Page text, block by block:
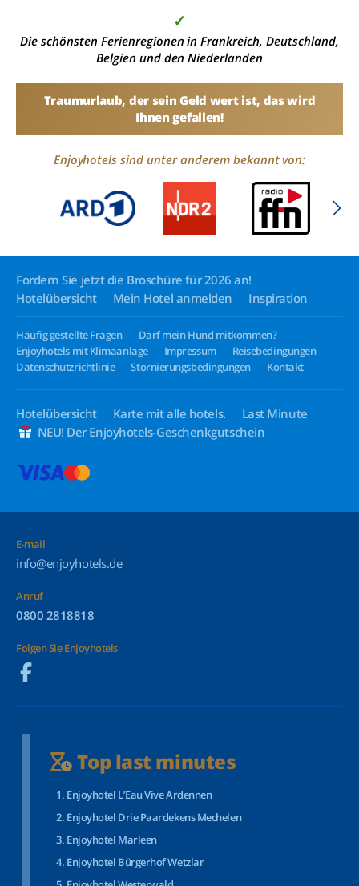
✓
Die schönsten Ferienregionen in Frankreich, Deutschland,
Belgien und den Niederlanden
Traumurlaub, der sein Geld wert ist, das wird
Ihnen gefallen!
Enjoyhotels sind unter anderem bekannt von:
Fordern Sie jetzt die Broschüre für 2026 an!
Hotelübersicht
Mein Hotel anmelden Inspiration
Häufig gestellte Fragen
Darf mein Hund mitkommen?
Enjoyhotels mit Klimaanlage
Impressum
Reisebedingungen
Datenschutzrichtlinie
Stornierungsbedingungen Kontakt
Hotelübersicht Karte mit alle hotels.
Last Minute
NEU! Der Enjoyhotels-Geschenkgutschein
E-mail
info@enjoyhotels.de
Anruf
0800 2818818
Folgen Sie Enjoyhotels
Top last minutes
Enjoyhotel L’Eau Vive Ardennen
Enjoyhotel Drie Paardekens Mechelen
Enjoyhotel Marleen
Enjoyhotel Bürgerhof Wetzlar